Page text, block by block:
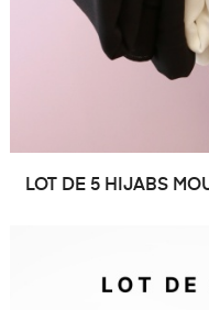
LOT DE 5 HIJABS